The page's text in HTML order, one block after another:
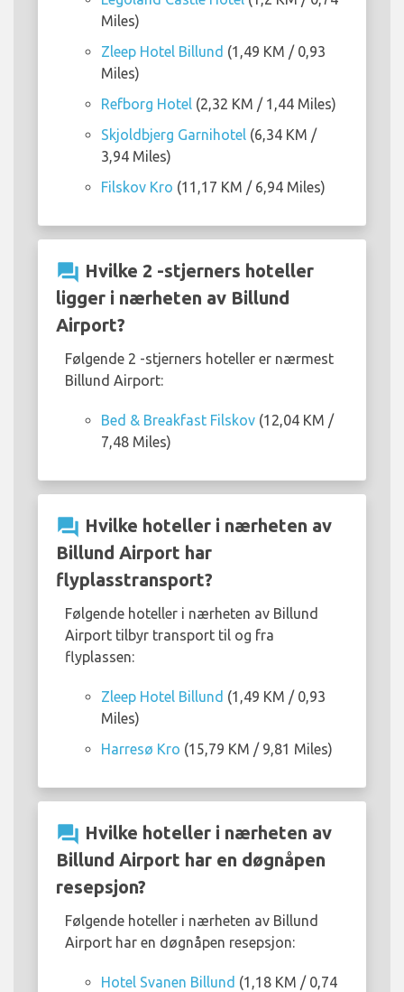
Miles)
Zleep Hotel Billund (1,49 KM / 0,93
Miles)
Refborg Hotel (2,32 KM / 1,44 Miles)
Skjoldbjerg Garnihotel (6,34 KM /
3,94 Miles)
Filskov Kro (11,17 KM / 6,94 Miles)
question_answer Hvilke 2 -stjerners hoteller
ligger i nærheten av Billund
Airport?
Følgende 2 -stjerners hoteller er nærmest
Billund Airport:
Bed & Breakfast Filskov (12,04 KM /
7,48 Miles)
question_answer Hvilke hoteller i nærheten av
Billund Airport har
flyplasstransport?
Følgende hoteller i nærheten av Billund
Airport tilbyr transport til og fra
flyplassen:
Zleep Hotel Billund (1,49 KM / 0,93
Miles)
Harresø Kro (15,79 KM / 9,81 Miles)
question_answer Hvilke hoteller i nærheten av
Billund Airport har en døgnåpen
resepsjon?
Følgende hoteller i nærheten av Billund
Airport har en døgnåpen resepsjon:
Hotel Svanen Billund (1,18 KM / 0,74